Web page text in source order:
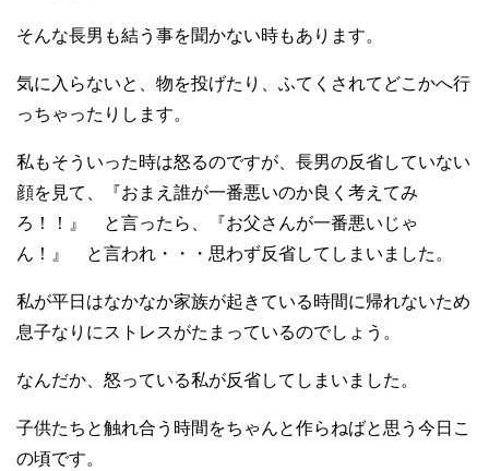
そんな長男も結う事を聞かない時もあります。
気に入らないと、物を投げたり、ふてくされてどこかへ行
っちゃったりします。
私もそういった時は怒るのですが、長男の反省していない
顔を見て、『おまえ誰が一番悪いのか良く考えてみ
ろ！！』 と言ったら、『お父さんが一番悪いじゃ
ん！』 と言われ・・・思わず反省してしまいました。
私が平日はなかなか家族が起きている時間に帰れないため
息子なりにストレスがたまっているのでしょう。
なんだか、怒っている私が反省してしまいました。
子供たちと触れ合う時間をちゃんと作らねばと思う今日こ
の頃です。